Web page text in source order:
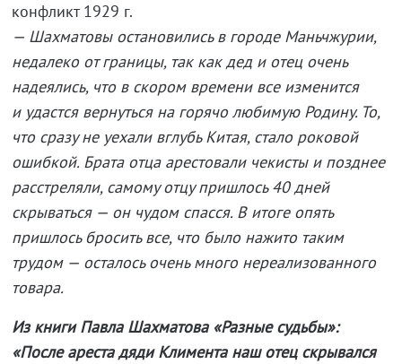
конфликт 1929 г.
— Шахматовы остановились в городе Маньчжурии,
недалеко от границы, так как дед и отец очень
надеялись, что в скором времени все изменится
и удастся вернуться на горячо любимую Родину. То,
что сразу не уехали вглубь Китая, стало роковой
ошибкой. Брата отца арестовали чекисты и позднее
расстреляли, самому отцу пришлось 40 дней
скрываться — он чудом спасся. В итоге опять
пришлось бросить все, что было нажито таким
трудом — осталось очень много нереализованного
товара.
Из книги Павла Шахматова «Разные судьбы»:
«После ареста дяди Климента наш отец скрывался